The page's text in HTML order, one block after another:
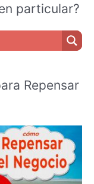
particular?
Repensar